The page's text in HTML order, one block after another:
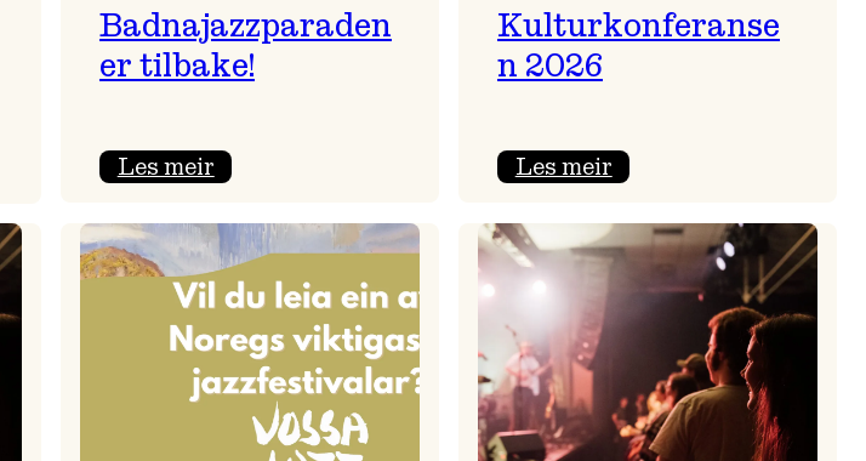
Badnajazzparaden
er tilbake!
Les meir:
er
tilbake!
Kulturkonferanse
n 2026
Les meir:
2026